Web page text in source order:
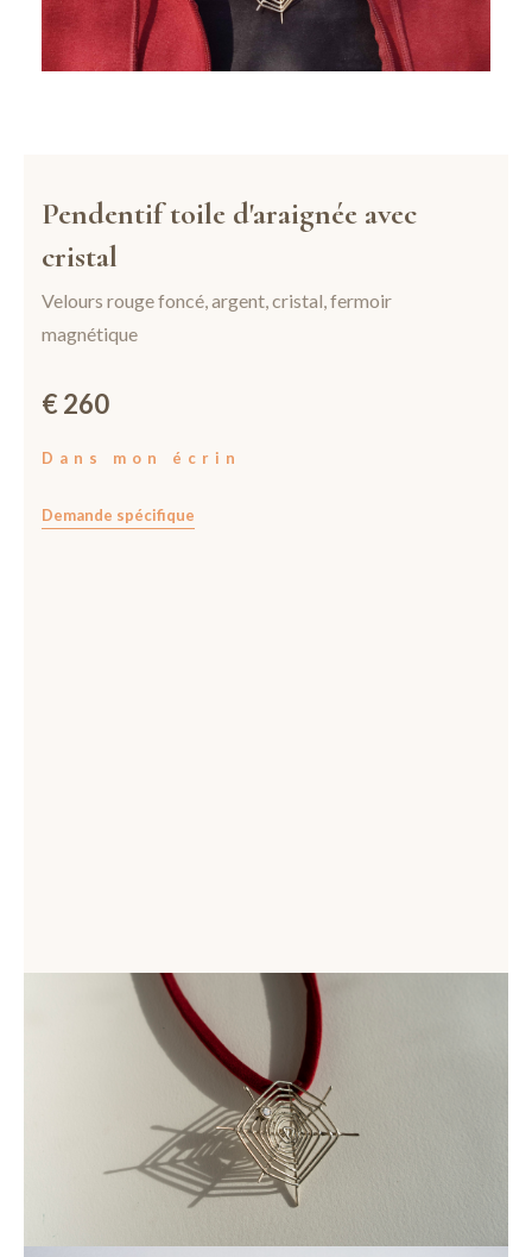
Pendentif toile d'araignée avec
cristal
Velours rouge foncé, argent, cristal, fermoir
magnétique
€ 260
Dans mon écrin
Demande spécifique